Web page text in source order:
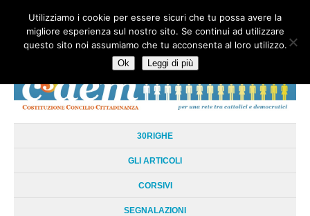
HOME CHI SIAMO LA RETE LE RADICI DOCUMENTAZIONE
AREE TEMATICHE
30RIGHE
GLI ARTICOLI
CORSIVI
SEGNALAZIONI
Utilizziamo i cookie per essere sicuri che tu possa avere la
migliore esperienza sul nostro sito. Se continui ad utilizzare
questo sito noi assumiamo che tu acconsenta al loro utilizzo.
Ok Leggi di più